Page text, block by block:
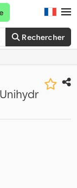
Rechercher